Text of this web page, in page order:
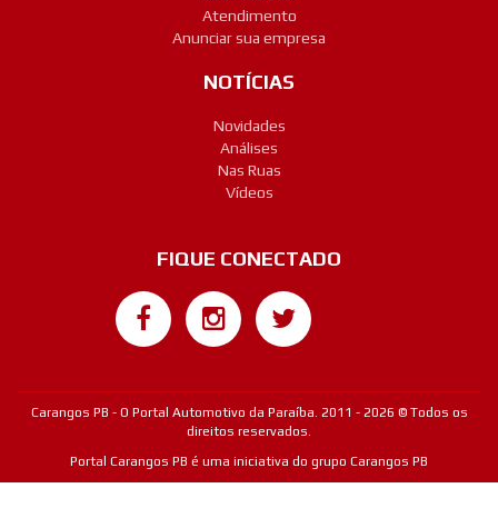
Atendimento
Anunciar sua empresa
NOTÍCIAS
Novidades
Análises
Nas Ruas
Vídeos
FIQUE CONECTADO
Carangos PB - O Portal Automotivo da Paraíba. 2011 - 2026 © Todos os
direitos reservados.
Portal Carangos PB é uma iniciativa do grupo Carangos PB